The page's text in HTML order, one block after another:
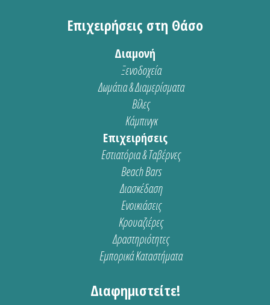
Επιχειρήσεις στη Θάσο
Διαμονή
Ξενοδοχεία
Δωμάτια & Διαμερίσματα
Βίλες
Κάμπινγκ
Επιχειρήσεις
Εστιατόρια & Ταβέρνες
Beach Bars
Διασκέδαση
Ενοικιάσεις
Κρουαζιέρες
Δραστηριότητες
Εμπορικά Καταστήματα
Διαφημιστείτε!